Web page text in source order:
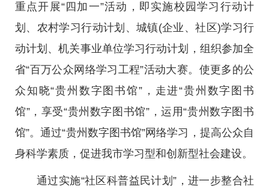
重点开展“四加一”活动，即实施校园学习行动计
划、农村学习行动计划、城镇(企业、社区)学习行
动计划、机关事业单位学习行动计划，组织参加全
省“百万公众网络学习工程”活动大赛。使更多的公
众知晓“贵州数字图书馆”，走进“贵州数字图书
馆”，享受“贵州数字图书馆”，运用“贵州数字图书
馆”。通过“贵州数字图书馆”网络学习，提高公众自
身科学素质，促进我市学习型和创新型社会建设。
通过实施“社区科普益民计划”，进一步整合社